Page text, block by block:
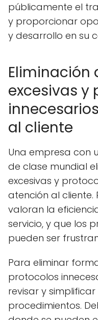
públicamente el
y proporcionar
y desarrollo en su
Eliminación
excesivas y
al cliente
Una empresa con
de clase mundial
excesivas y
atención al cliente.
valoran la
servicio, y que los
pueden ser
Para eliminar
protocolos
revisar y
procedimientos.